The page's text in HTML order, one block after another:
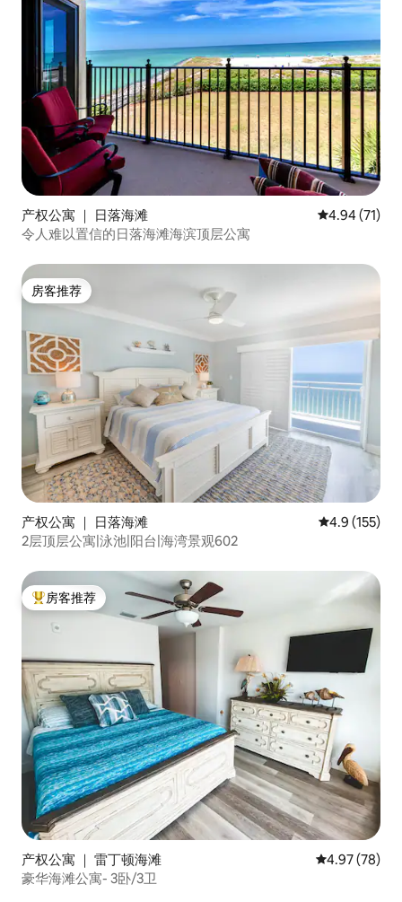
产权公寓 ｜ 日落海滩 平均评分
4.94 (71)
令人难以置信的日落海滩海滨顶层公寓
房客推荐
房客推荐
产权公寓 ｜ 日落海滩 平均评分 4.9
4.9 (155)
2层顶层公寓|泳池|阳台|海湾景观602
热门「房客推荐」
房客推荐
产权公寓 ｜ 雷丁顿海滩 平均评分
4.97 (78)
豪华海滩公寓- 3卧/3卫